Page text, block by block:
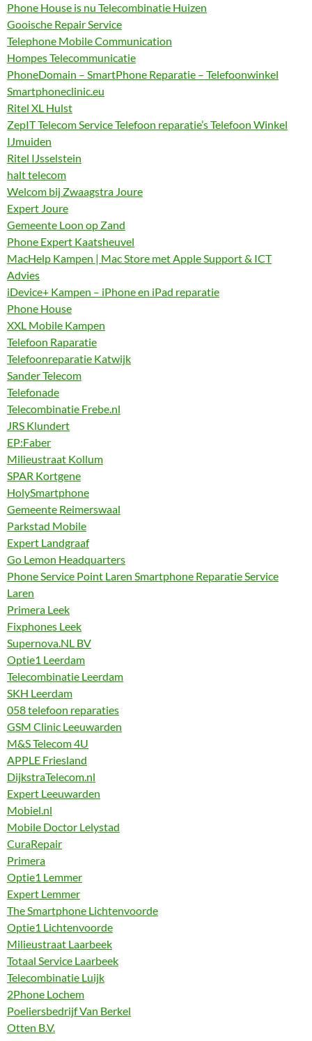
Phone House is nu Telecombinatie Huizen
Gooische Repair Service
Telephone Mobile Communication
Hompes Telecommunicatie
PhoneDomain – SmartPhone Reparatie – Telefoonwinkel
Smartphoneclinic.eu
Ritel XL Hulst
ZepIT Telecom Service Telefoon reparatie’s Telefoon Winkel
IJmuiden
Ritel IJsselstein
halt telecom
Welcom bij Zwaagstra Joure
Expert Joure
Gemeente Loon op Zand
Phone Expert Kaatsheuvel
MacHelp Kampen | Mac Store met Apple Support & ICT
Advies
iDevice+ Kampen – iPhone en iPad reparatie
Phone House
XXL Mobile Kampen
Telefoon Raparatie
Telefoonreparatie Katwijk
Sander Telecom
Telefonade
Telecombinatie Frebe.nl
JRS Klundert
EP:Faber
Milieustraat Kollum
SPAR Kortgene
HolySmartphone
Gemeente Reimerswaal
Parkstad Mobile
Expert Landgraaf
Go Lemon Headquarters
Phone Service Point Laren Smartphone Reparatie Service
Laren
Primera Leek
Fixphones Leek
Supernova.NL BV
Optie1 Leerdam
Telecombinatie Leerdam
SKH Leerdam
058 telefoon reparaties
GSM Clinic Leeuwarden
M&S Telecom 4U
APPLE Friesland
DijkstraTelecom.nl
Expert Leeuwarden
Mobiel.nl
Mobile Doctor Lelystad
CuraRepair
Primera
Optie1 Lemmer
Expert Lemmer
The Smartphone Lichtenvoorde
Optie1 Lichtenvoorde
Milieustraat Laarbeek
Totaal Service Laarbeek
Telecombinatie Luijk
2Phone Lochem
Poeliersbedrijf Van Berkel
Otten B.V.